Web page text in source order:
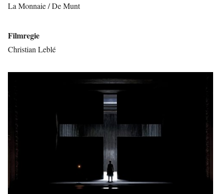
La Monnaie / De Munt
Filmregie
Christian Leblé